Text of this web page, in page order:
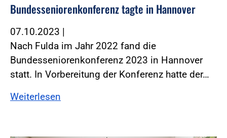
Bundesseniorenkonferenz tagte in Hannover
07.10.2023 |
Nach Fulda im Jahr 2022 fand die
Bundesseniorenkonferenz 2023 in Hannover
statt. In Vorbereitung der Konferenz hatte der…
Weiterlesen